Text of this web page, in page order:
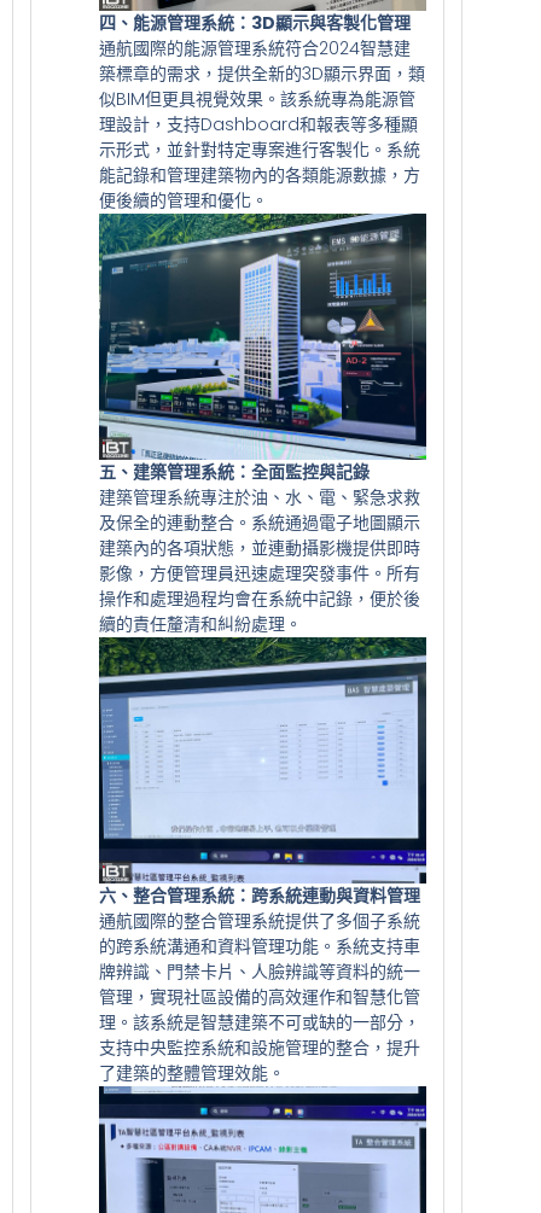
四、能源管理系統：3D顯示與客製化管理
通航國際的能源管理系統符合2024智慧建
築標章的需求，提供全新的3D顯示界面，類
似BIM但更具視覺效果。該系統專為能源管
理設計，支持Dashboard和報表等多種顯
示形式，並針對特定專案進行客製化。系統
能記錄和管理建築物內的各類能源數據，方
便後續的管理和優化。
五、建築管理系統：全面監控與記錄
建築管理系統專注於油、水、電、緊急求救
及保全的連動整合。系統通過電子地圖顯示
建築內的各項狀態，並連動攝影機提供即時
影像，方便管理員迅速處理突發事件。所有
操作和處理過程均會在系統中記錄，便於後
續的責任釐清和糾紛處理。
六、整合管理系統：跨系統連動與資料管理
通航國際的整合管理系統提供了多個子系統
的跨系統溝通和資料管理功能。系統支持車
牌辨識、門禁卡片、人臉辨識等資料的統一
管理，實現社區設備的高效運作和智慧化管
理。該系統是智慧建築不可或缺的一部分，
支持中央監控系統和設施管理的整合，提升
了建築的整體管理效能。